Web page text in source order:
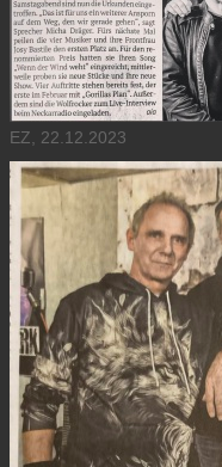
EZ, 22.12.2023